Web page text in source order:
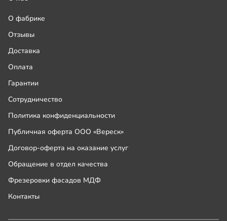
О фабрике
Отзывы
Доставка
Оплата
Гарантии
Сотрудничество
Политика конфиденциальности
Публичная оферта ООО «Вереск»
Договор-оферта на оказание услуг
Обращение в отдел качества
Фрезеровки фасадов МДФ
Контакты